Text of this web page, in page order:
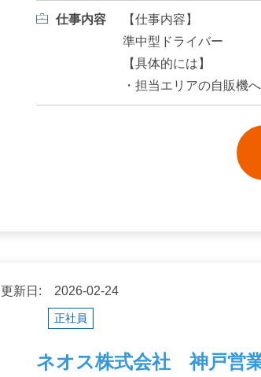
仕事内容
【仕事内容】
準中型ドライバー
【具体的には】
・担当エリアの自販機
更新日: 2026-02-24
正社員
ネオス株式会社 神戸営